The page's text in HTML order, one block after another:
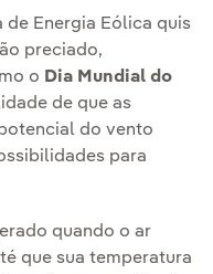
de Energia Eólica quis
preciado,
o Dia Mundial do
de que as
do vento
para
quando o ar
que sua temperatura